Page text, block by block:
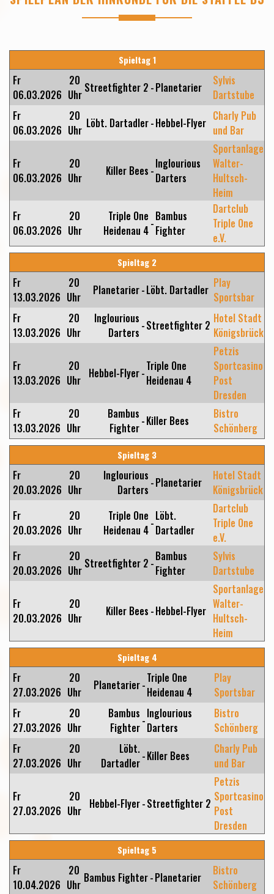
Spieltag 1
Fr
06.03.2026
20
Uhr Streetfighter 2 -Planetarier
Sylvis
Dartstube
Fr
06.03.2026
20
Uhr Löbt. Dartadler-Hebbel-Flyer Charly Pub
und Bar
Fr
06.03.2026
20
Uhr
Killer Bees -Inglourious
Darters
Sportanlage
Walter-
Hultsch-
Heim
Fr
06.03.2026
20
Uhr
Triple One
Heidenau 4-Bambus
Fighter
Dartclub
Triple One
e.V.
Spieltag 2
Fr
13.03.2026
20
Uhr
Planetarier-Löbt. Dartadler Play
Sportsbar
Fr
13.03.2026
20
Uhr
Inglourious
Darters -Streetfighter 2 Hotel Stadt
Königsbrück
Fr
13.03.2026
20
Uhr Hebbel-Flyer-Triple One
Heidenau 4
Petzis
Sportcasino
Post
Dresden
Fr
13.03.2026
20
Uhr
Bambus
Fighter-Killer Bees
Bistro
Schönberg
Spieltag 3
Fr
20.03.2026
20
Uhr
Inglourious
Darters -Planetarier
Hotel Stadt
Königsbrück
Fr
20.03.2026
20
Uhr
Triple One
Heidenau 4-Löbt.
Dartadler
Dartclub
Triple One
e.V.
Fr
20.03.2026
20
Uhr Streetfighter 2 -Bambus
Fighter
Sylvis
Dartstube
Fr
20.03.2026
20
Uhr
Killer Bees -Hebbel-Flyer
Sportanlage
Walter-
Hultsch-
Heim
Spieltag 4
Fr
27.03.2026
20
Uhr
Planetarier-Triple One
Heidenau 4
Play
Sportsbar
Fr
27.03.2026
20
Uhr
Bambus
Fighter-Inglourious
Darters
Bistro
Schönberg
Fr
27.03.2026
20
Uhr
Löbt.
Dartadler-Killer Bees
Charly Pub
und Bar
Fr
27.03.2026
20
Uhr Hebbel-Flyer-Streetfighter 2
Petzis
Sportcasino
Post
Dresden
Spieltag 5
Fr
10.04.2026
20
Uhr Bambus Fighter-Planetarier
Bistro
Schönberg